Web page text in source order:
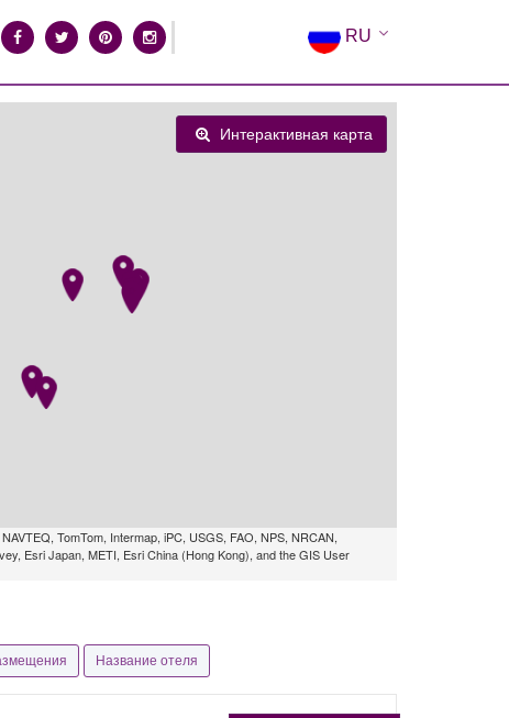
RU
EN
EL
TomTom, Intermap, iPC, USGS, FAO, NPS, NRCAN,
Esri Japan, METI, Esri China (Hong Kong), and the GIS User
Интерактивная карта
Название отеля